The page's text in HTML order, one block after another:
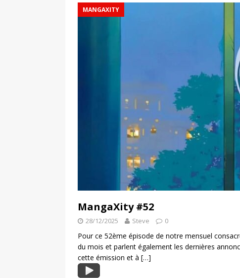
MANGAXITY
MangaXity #52
28/12/2025 Steve 0
Pour ce 52ème épisode de notre mensuel
du mois et parlent également les dernières
cette émission et à […]